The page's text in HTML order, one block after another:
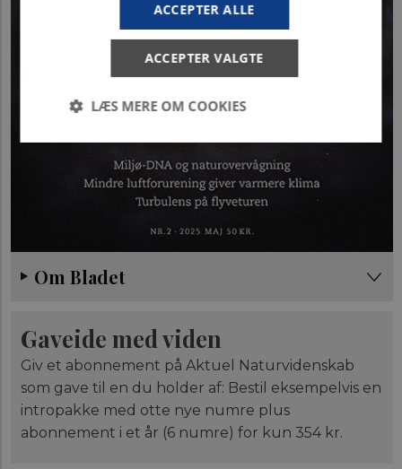
Om Bladet
Gaveide med viden
Giv et abonnement på Aktuel Naturvidenskab
som gave til en du holder af: Bestil eksempelvis en
intropakke med otte nye numre plus
abonnement i et år (6 numre) for kun 354 kr.
ACCEPTER ALLE
ACCEPTER VALGTE
LÆS MERE OM COOKIES
Nødvendige Statistiske
Marketing
Uklassificerede
Nødvendige cookies hjælper med at gøre
hjemmesiden brugbar ved at aktivere nogle
grundlæggende funktioner som navigation mm.
Hjemmesiden kan ikke fungerer uden disse cookies.
CookieScriptConsent
CookieScript
aktuelnaturvidenskab.dk
fe_typo_user
Typo3 Association
Session